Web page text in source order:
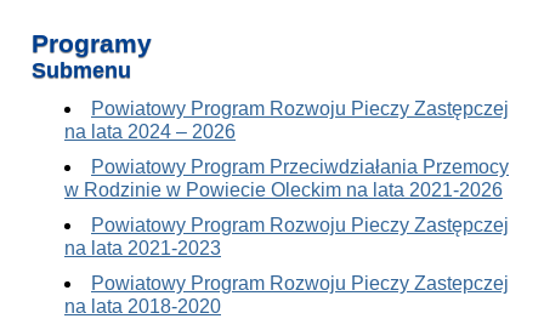
Programy
Submenu
Powiatowy Program Rozwoju Pieczy Zastępczej
na lata 2024 – 2026
Powiatowy Program Przeciwdziałania Przemocy
w Rodzinie w Powiecie Oleckim na lata 2021-2026
Powiatowy Program Rozwoju Pieczy Zastępczej
na lata 2021-2023
Powiatowy Program Rozwoju Pieczy Zastepczej
na lata 2018-2020